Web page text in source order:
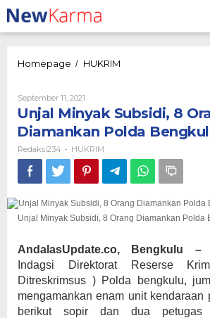
Lewati
ke
konten
Homepage / HUKRIM
Orang
Diamankan
Polda
September 11, 2021
Redaksi234
Unjal Minyak Subsidi, 8
Diamankan Polda
Redaksi234 - HUKRIM
Unjal Minyak Subsidi, 8 Orang Diamankan Polda
AndalasUpdate.co, Bengkulu –
Indagsi Direktorat Reserse
Ditreskrimsus ) Polda bengkulu,
mengamankan enam unit kendaraan
berikut sopir dan dua petugas